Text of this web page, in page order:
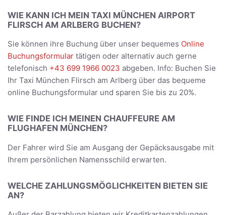
WIE KANN ICH MEIN TAXI MÜNCHEN AIRPORT
FLIRSCH AM ARLBERG BUCHEN?
Sie können ihre Buchung über unser bequemes Online
Buchungsformular tätigen oder alternativ auch gerne
telefonisch +43 699 1966 0023 abgeben. Info: Buchen Sie
Ihr Taxi München Flirsch am Arlberg über das bequeme
online Buchungsformular und sparen Sie bis zu 20%.
WIE FINDE ICH MEINEN CHAUFFEURE AM
FLUGHAFEN MÜNCHEN?
Der Fahrer wird Sie am Ausgang der Gepäcksausgabe mit
Ihrem persönlichen Namensschild erwarten.
WELCHE ZAHLUNGSMÖGLICHKEITEN BIETEN SIE
AN?